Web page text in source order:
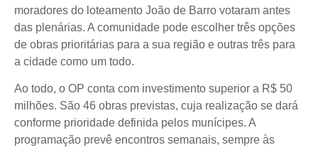
moradores do loteamento João de Barro votaram antes
das plenárias. A comunidade pode escolher três opções
de obras prioritárias para a sua região e outras três para
a cidade como um todo.
Ao todo, o OP conta com investimento superior a R$ 50
milhões. São 46 obras previstas, cuja realização se dará
conforme prioridade definida pelos munícipes. A
programação prevê encontros semanais, sempre às